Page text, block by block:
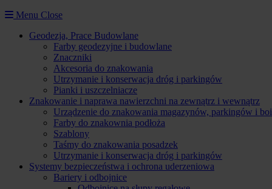
Menu Close
Geodezja, Prace Budowlane
Farby geodezyjne i budowlane
Znaczniki
Akcesoria do znakowania
Utrzymanie i konserwacja dróg i parkingów
Pianki i uszczelniacze
Znakowanie i naprawa nawierzchni na zewnątrz i wewnątrz
Urządzenie do znakowania magazynów, parkingów i
Farby do znakownia podłoża
Szablony
Taśmy do znakowania posadzek
Utrzymanie i konserwacja dróg i parkingów
Systemy bezpieczeństwa i ochrona uderzeniowa
Bariery i odbojnice